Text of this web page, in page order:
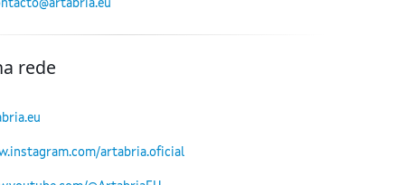
rede
artabria.oficial